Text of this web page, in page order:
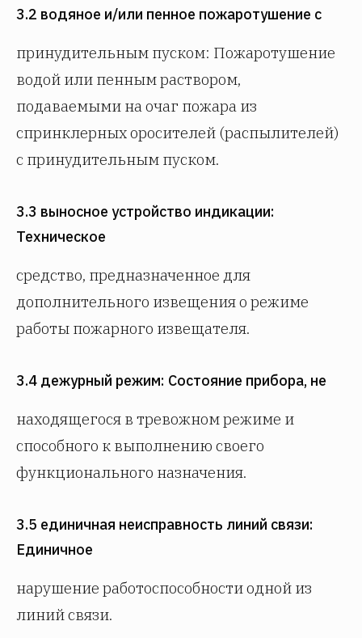
3.2 водяное и/или пенное пожаротушение с
принудительным пуском: Пожаротушение
водой или пенным раствором,
подаваемыми на очаг пожара из
спринклерных оросителей (распылителей)
с принудительным пуском.
3.3 выносное устройство индикации:
Техническое
средство, предназначенное для
дополнительного извещения о режиме
работы пожарного извещателя.
3.4 дежурный режим: Состояние прибора, не
находящегося в тревожном режиме и
способного к выполнению своего
функционального назначения.
3.5 единичная неисправность линий связи:
Единичное
нарушение работоспособности одной из
линий связи.